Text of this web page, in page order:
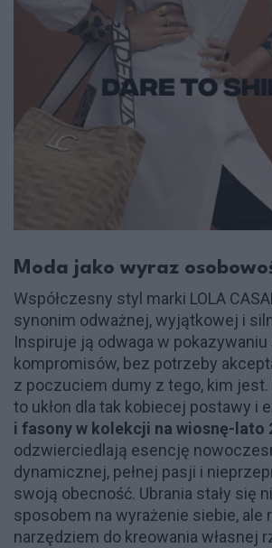
Moda jako wyraz
Współczesny styl marki LOLA
synonim odważnej, wyjątkowej i
Inspiruje ją odwaga w
kompromisów, bez potrzeby
z poczuciem dumy z tego, kim jest.
to ukłon dla tak kobiecej postawy i
i fasony w kolekcji na wiosnę-lato
odzwierciedlają esencję
dynamicznej, pełnej pasji i
swoją obecność. Ubrania stały się
sposobem na wyrażenie siebie, ale
narzędziem do kreowania własnej